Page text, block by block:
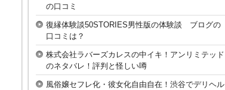
の口コミ
復縁体験談50STORIES男性版の体験談 ブログの
口コミは？
株式会社ラバーズカレスの中イキ！アンリミテッド
のネタバレ！評判と怪しい噂
風俗嬢セフレ化・彼女化自由自在！渋谷でデリヘル